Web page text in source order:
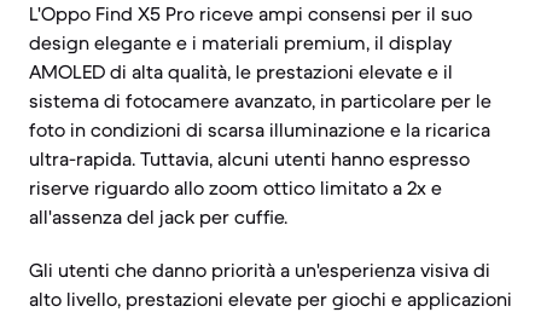
L'Oppo Find X5 Pro riceve ampi consensi per il suo
design elegante e i materiali premium, il display
AMOLED di alta qualità, le prestazioni elevate e il
sistema di fotocamere avanzato, in particolare per le
foto in condizioni di scarsa illuminazione e la ricarica
ultra-rapida. Tuttavia, alcuni utenti hanno espresso
riserve riguardo allo zoom ottico limitato a 2x e
all'assenza del jack per cuffie.
Gli utenti che danno priorità a un'esperienza visiva di
alto livello, prestazioni elevate per giochi e applicazioni